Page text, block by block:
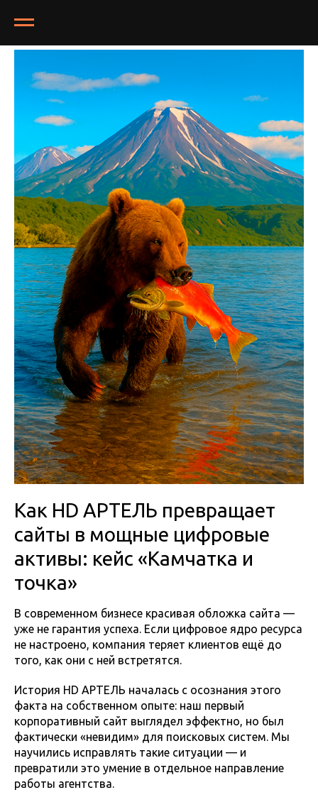
Как HD АРТЕЛЬ превращает
сайты в мощные цифровые
активы: кейс «Камчатка и
точка»
В современном бизнесе красивая обложка сайта —
уже не гарантия успеха. Если цифровое ядро ресурса
не настроено, компания теряет клиентов ещё до
того, как они с ней встретятся.
История HD АРТЕЛЬ началась с осознания этого
факта на собственном опыте: наш первый
корпоративный сайт выглядел эффектно, но был
фактически «невидим» для поисковых систем. Мы
научились исправлять такие ситуации — и
превратили это умение в отдельное направление
работы агентства.